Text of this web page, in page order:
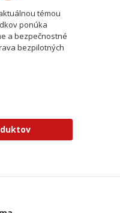
témou
ponúka
a bezpečnostné
bezpilotných